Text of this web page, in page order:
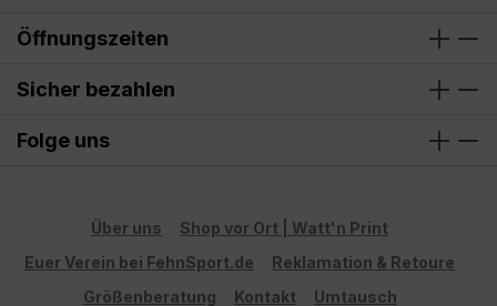
Öffnungszeiten
Sicher bezahlen
Folge uns
Über uns
Shop vor Ort | Watt'n Print
Euer Verein bei FehnSport.de
Reklamation & Retoure
Größenberatung
Kontakt Umtausch